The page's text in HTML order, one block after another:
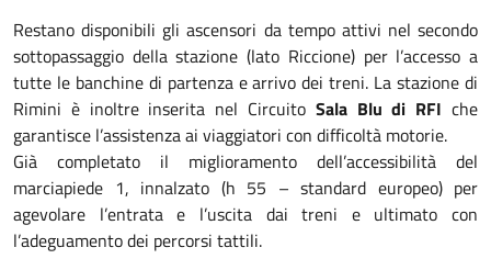
Restano disponibili gli ascensori da tempo attivi nel secondo
sottopassaggio della stazione (lato Riccione) per l’accesso a
tutte le banchine di partenza e arrivo dei treni. La stazione di
Rimini è inoltre inserita nel Circuito Sala Blu di RFI che
garantisce l’assistenza ai viaggiatori con difficoltà motorie.
Già completato il miglioramento dell’accessibilità del
marciapiede 1, innalzato (h 55 – standard europeo) per
agevolare l’entrata e l’uscita dai treni e ultimato con
l’adeguamento dei percorsi tattili.